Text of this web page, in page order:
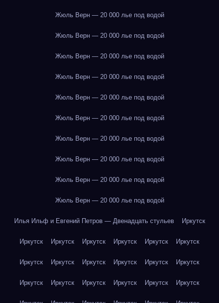
Жюль Верн — 20 000 лье под водой
Жюль Верн — 20 000 лье под водой
Жюль Верн — 20 000 лье под водой
Жюль Верн — 20 000 лье под водой
Жюль Верн — 20 000 лье под водой
Жюль Верн — 20 000 лье под водой
Жюль Верн — 20 000 лье под водой
Жюль Верн — 20 000 лье под водой
Жюль Верн — 20 000 лье под водой
Жюль Верн — 20 000 лье под водой
Илья Ильф и Евгений Петров — Двенадцать стульев Иркутск
Иркутск Иркутск Иркутск Иркутск Иркутск Иркутск
Иркутск Иркутск Иркутск Иркутск Иркутск Иркутск
Иркутск Иркутск Иркутск Иркутск Иркутск Иркутск